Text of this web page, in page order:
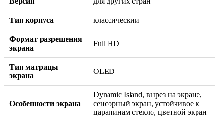
Тип корпуса классический
Формат разрешения
экрана
Full HD
Тип матрицы
экрана
OLED
Особенности экрана
Dynamic Island, вырез на экране,
сенсорный экран, устойчивое к
царапинам стекло, цветной экран